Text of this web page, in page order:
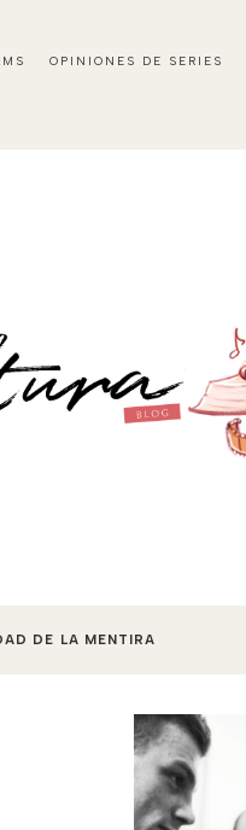
OPINIONES DE SERIES
DE LA MENTIRA